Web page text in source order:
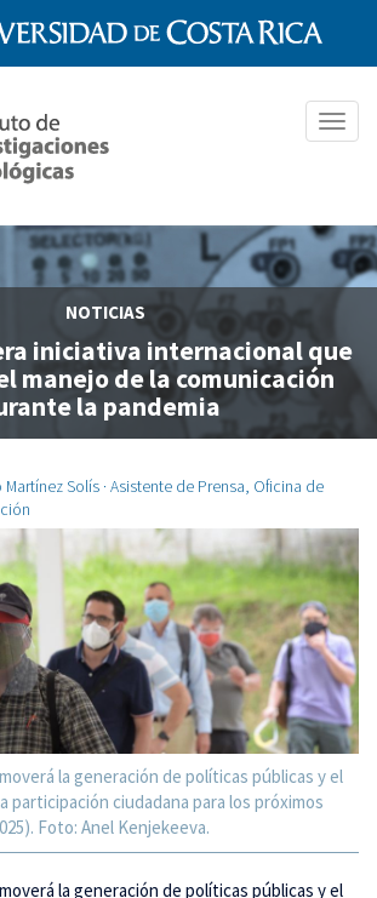
NOTICIAS
iniciativa internacional que
manejo de la comunicación
la pandemia
Martínez Solís · Asistente de Prensa, Oficina de
la generación de políticas públicas y el
participación ciudadana para los próximos
Foto: Anel Kenjekeeva.
la generación de políticas públicas y el